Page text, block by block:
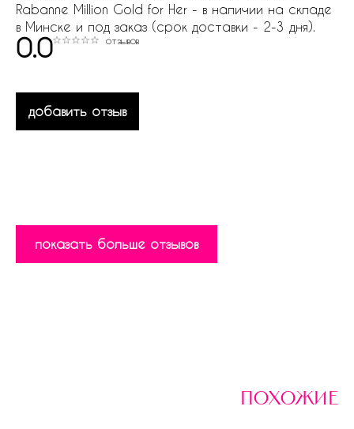
Rabanne Million Gold for Her - в наличии на складе
в Минске и под заказ (срок доставки - 2-3 дня).
0.0 отзывов
добавить отзыв
показать больше отзывов
похожие